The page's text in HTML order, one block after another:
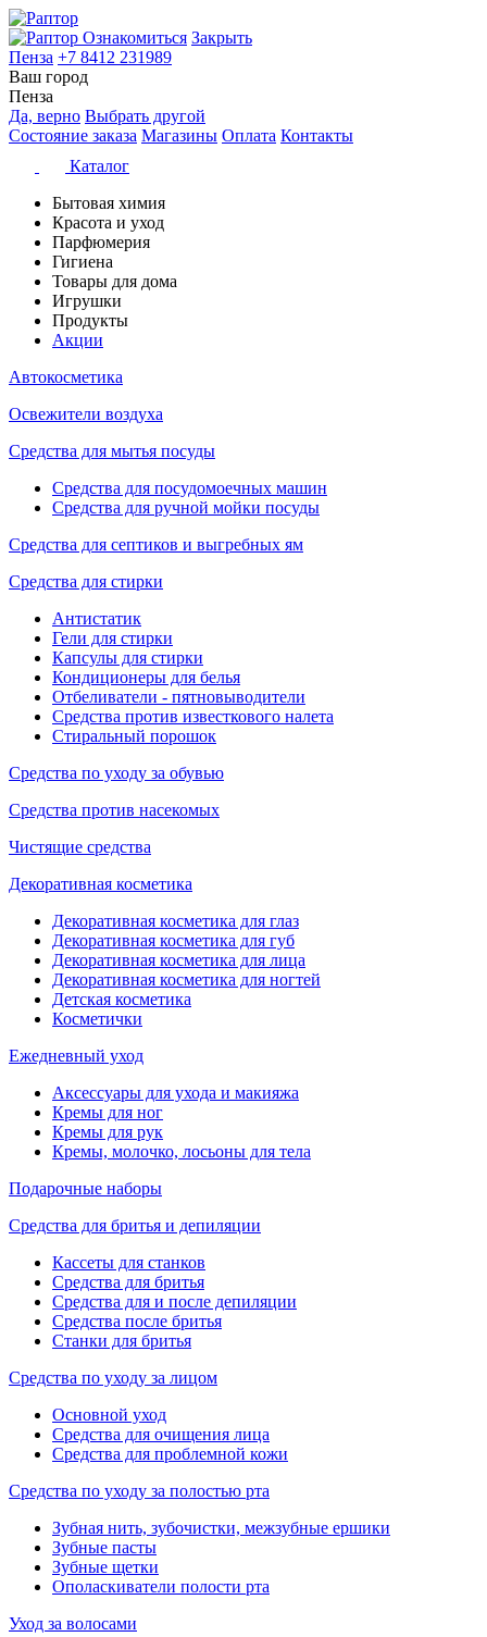
Ознакомиться Закрыть
Пенза +7 8412 231989
Ваш город
Пенза
Да, верно Выбрать другой
Состояние заказа Магазины Оплата Контакты
Каталог
Бытовая химия
Красота и уход
Парфюмерия
Гигиена
Товары для дома
Игрушки
Продукты
Акции
Автокосметика
Освежители воздуха
Средства для мытья посуды
Средства для посудомоечных машин
Средства для ручной мойки посуды
Средства для септиков и выгребных ям
Средства для стирки
Антистатик
Гели для стирки
Капсулы для стирки
Кондиционеры для белья
Отбеливатели - пятновыводители
Средства против известкового налета
Стиральный порошок
Средства по уходу за обувью
Средства против насекомых
Чистящие средства
Декоративная косметика
Декоративная косметика для глаз
Декоративная косметика для губ
Декоративная косметика для лица
Декоративная косметика для ногтей
Детская косметика
Косметички
Ежедневный уход
Аксессуары для ухода и макияжа
Кремы для ног
Кремы для рук
Кремы, молочко, лосьоны для тела
Подарочные наборы
Средства для бритья и депиляции
Кассеты для станков
Средства для бритья
Средства для и после депиляции
Средства после бритья
Станки для бритья
Средства по уходу за лицом
Основной уход
Средства для очищения лица
Средства для проблемной кожи
Средства по уходу за полостью рта
Зубная нить, зубочистки, межзубные ершики
Зубные пасты
Зубные щетки
Ополаскиватели полости рта
Уход за волосами